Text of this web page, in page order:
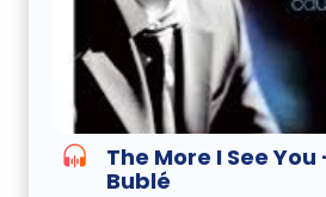
The More I See
Bublé